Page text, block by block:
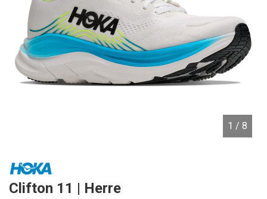
1 / 8
Clifton 11 | Herre